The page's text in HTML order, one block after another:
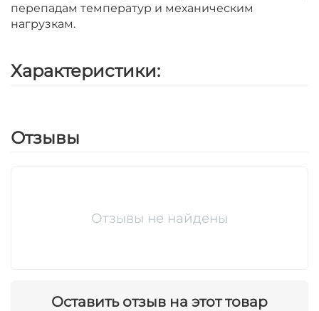
перепадам температур и механическим
нагрузкам.
Характеристики:
Отзывы
Отзывы не найдены
Оставить отзыв на этот товар